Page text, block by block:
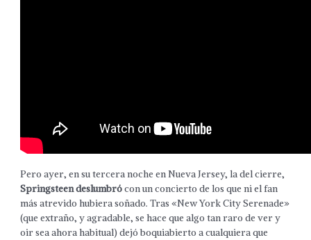
Pero ayer, en su tercera noche en Nueva Jersey, la del cierre,
Springsteen deslumbrócon un concierto de los que ni el fan
más atrevido hubiera soñado. Tras «New York City Serenade»
(que extraño, y agradable, se hace que algo tan raro de ver y
oir sea ahora habitual) dejó boquiabierto a cualquiera que